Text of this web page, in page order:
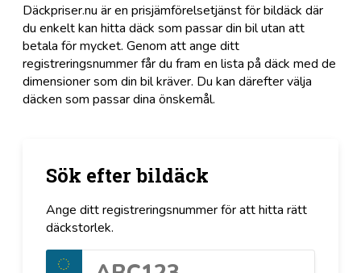
Däckpriser.nu är en prisjämförelsetjänst för bildäck där
du enkelt kan hitta däck som passar din bil utan att
betala för mycket. Genom att ange ditt
registreringsnummer får du fram en lista på däck med de
dimensioner som din bil kräver. Du kan därefter välja
däcken som passar dina önskemål.
Sök efter bildäck
Ange ditt registreringsnummer för att hitta rätt
däckstorlek.